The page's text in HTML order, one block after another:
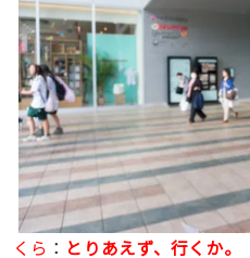
くら ： とりあえず、行くか。